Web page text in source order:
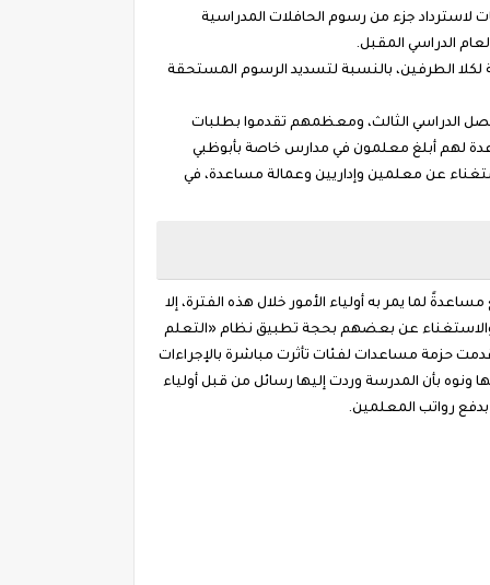
لاسترداد جزء من رسوم الحافلات المدراسية
الدراسي المقبل.
لكلا الطرفين، بالنسبة لتسديد الرسوم المستحقة
إلى أن أكثر من 70% من الطلبة لم يسددوا رسوم الفصل الدراسي الثالث، ومعظمهم تقدموا بطلبات
لهم أبلغ معلمون في مدارس خاصة بأبوظبي
راتب شهر مارس الماضي حتى الآن، وأن المدارس قررت تخفيض الرواتب بنسب تصل إلى 50%، مع الاستغناء عن معلمين وإداريين وعمالة مساعدة، في
لما يمر به أولياء الأمور خلال هذه الفترة، إلا
والاستغناء عن بعضهم بحجة تطبيق نظام «التعلم
حزمة مساعدات لفئات تأثرت مباشرة بالإجراءات
بأن المدرسة وردت إليها رسائل من قبل أولياء
رواتب المعلمين.